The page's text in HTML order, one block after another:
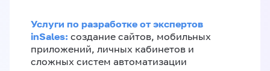
Услуги по разработке от экспертов
inSales: создание сайтов, мобильных
приложений, личных кабинетов и
сложных систем автоматизации